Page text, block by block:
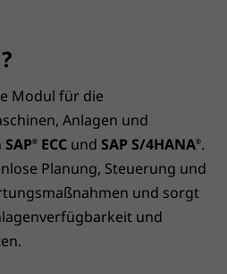
Modul für die
Anlagen und
SAP® ECC und SAP S/4HANA®.
Planung, Steuerung und
und sorgt
und